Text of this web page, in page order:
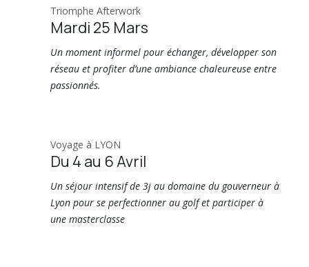
Triomphe Afterwork
Mardi 25 Mars
Un moment informel pour échanger, développer son
réseau et profiter d’une ambiance chaleureuse entre
passionnés.​
Voyage à LYON
Du 4 au 6 Avril
Un séjour intensif de 3j au domaine du gouverneur à
Lyon pour se perfectionner au golf et participer à
une masterclasse